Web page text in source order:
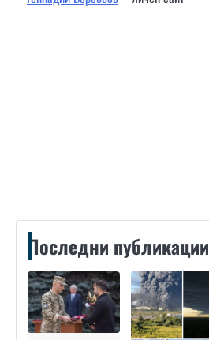
Последни публикации